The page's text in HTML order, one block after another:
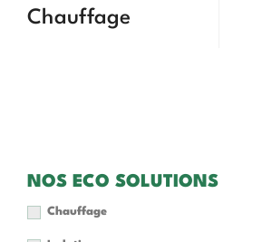
Chauffage
NOS ECO SOLUTIONS
Chauffage